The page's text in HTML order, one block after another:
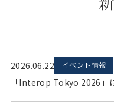
2026.06.22 イベント情報
「Interop Tokyo 2026」